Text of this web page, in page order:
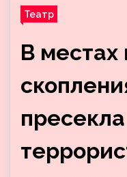
Театр
В местах